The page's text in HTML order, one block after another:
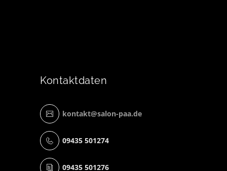
Kontaktdaten
kontakt@salon-paa.de
09435 501274
09435 501276